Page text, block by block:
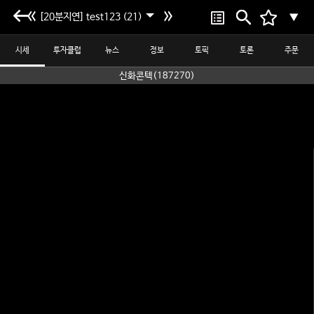
[20분지연] test123 (21) ▼
시세 투자클럽 뉴스 정보 토픽 토론 주문
신화콘텍(187270)